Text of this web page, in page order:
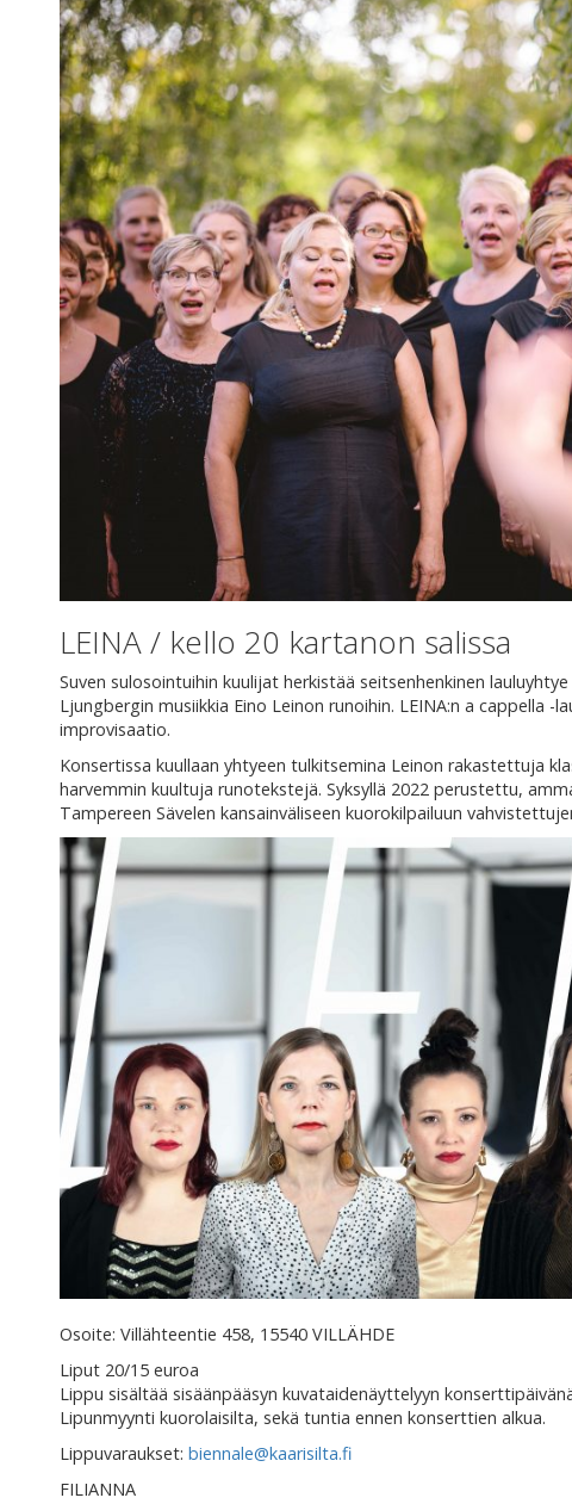
LEINA / kello 20 kartanon salissa
Suven sulosointuihin kuulijat herkistää seitsenhenkinen
Ljungbergin musiikkia Eino Leinon runoihin. LEINA:n a cappella
improvisaatio.
Konsertissa kuullaan yhtyeen tulkitsemina Leinon rakastettuja
harvemmin kuultuja runotekstejä. Syksyllä 2022 perustettu,
Tampereen Sävelen kansainväliseen kuorokilpailuun
Osoite: Villähteentie 458, 15540 VILLÄHDE
Liput 20/15 euroa
Lippu sisältää sisäänpääsyn kuvataidenäyttelyyn
Lipunmyynti kuorolaisilta, sekä tuntia ennen konserttien alkua.
Lippuvaraukset: biennale@kaarisilta.fi
FILIANNA